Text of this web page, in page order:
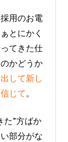
用のお電
とにかく
てきた仕
かどうか
して新し
じて。
た”方ばか
部分がな